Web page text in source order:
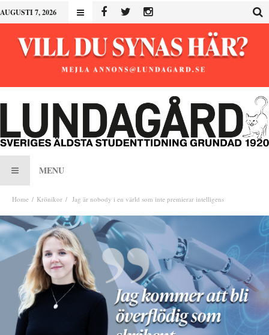
AUGUSTI 7, 2026
MENU
Home Krönikor Jag är nobody i en värld som inte premierar intelligens